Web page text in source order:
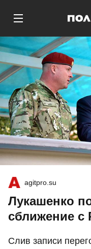
agitpro.su
Лукашенко
сближение с
Слив записи